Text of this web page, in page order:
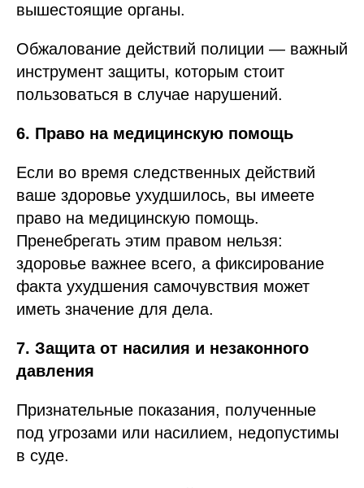
вышестоящие органы.
Обжалование действий полиции — важный
инструмент защиты, которым стоит
пользоваться в случае нарушений.
6. Право на медицинскую помощь
Если во время следственных действий
ваше здоровье ухудшилось, вы имеете
право на медицинскую помощь.
Пренебрегать этим правом нельзя:
здоровье важнее всего, а фиксирование
факта ухудшения самочувствия может
иметь значение для дела.
7. Защита от насилия и незаконного
давления
Признательные показания, полученные
под угрозами или насилием, недопустимы
в суде.